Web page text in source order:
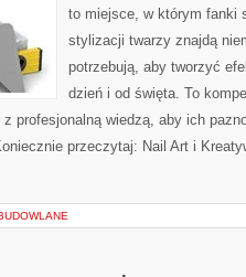
to miejsce, w którym fanki
stylizacji twarzy znajdą
potrzebują, aby tworzyć
dzień i od święta. To
profesjonalną wiedzą, aby ich
przeczytaj: Nail Art i